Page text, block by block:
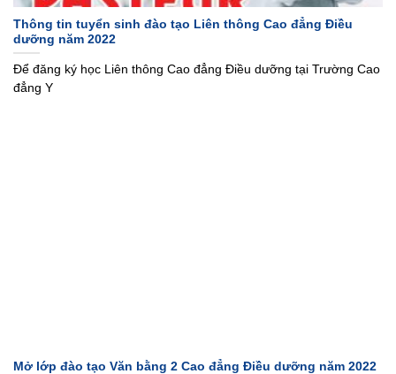
Thông tin tuyển sinh đào tạo Liên thông Cao đẳng Điều
dưỡng năm 2022
Để đăng ký học Liên thông Cao đẳng Điều dưỡng tại Trường Cao
đẳng Y
Mở lớp đào tạo Văn bằng 2 Cao đẳng Điều dưỡng năm 2022